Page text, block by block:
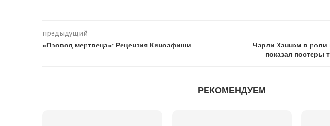
предыдущий
«Провод мертвеца»: Рецензия Киноафиши
Чарли Ханнэм в роли
показал постеры
РЕКОМЕНДУЕМ